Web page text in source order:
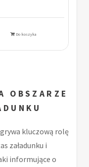
Do koszyka
OBSZARZE
kluczową rolę
załadunku i
informujące o